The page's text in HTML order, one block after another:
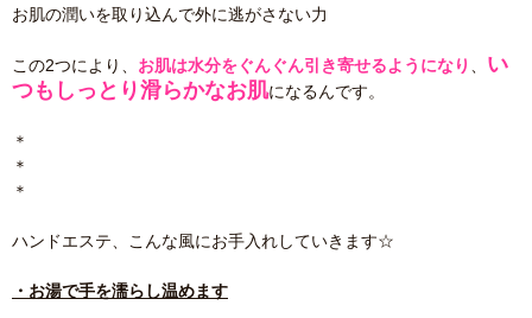
お肌の潤いを取り込んで外に逃がさない力
この2つにより、 お肌は水分をぐんぐん引き寄せるようになり
い
つもしっとり滑らかなお肌になるんです。
＊
＊
＊
ハンドエステ、こんな風にお手入れしていきます☆
・お湯で手を濡らし温めます